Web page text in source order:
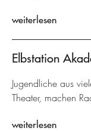
weiterlesen
Elbstation
Jugendliche aus
Theater, machen
weiterlesen